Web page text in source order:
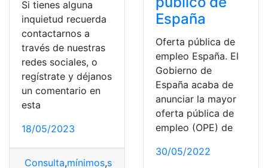
Si tienes alguna
inquietud recuerda
contactarnos a
través de nuestras
redes sociales, o
regístrate y déjanos
un comentario en
esta
18/05/2023
Consulta,mínimos,salarios
España
Oferta pública de
empleo España. El
Gobierno de
España acaba de
anunciar la mayor
oferta pública de
empleo (OPE) de
30/05/2022